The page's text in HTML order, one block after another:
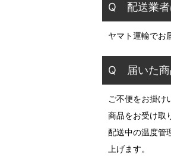
Q 配送業者
ヤマト運輸でお
Q 届いた商
ご不便をお掛け
商品をお受け取
配送中の温度管
上げます。